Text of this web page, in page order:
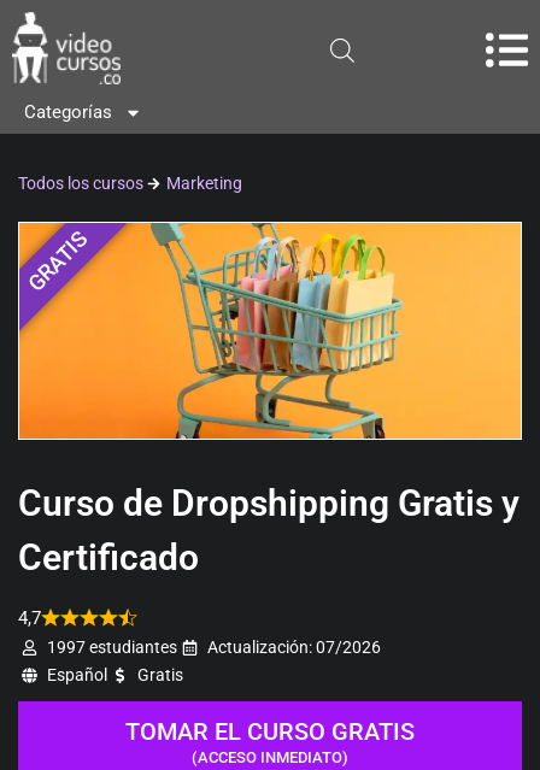
Categorías
Todos los cursos Marketing
GRATIS
Curso de Dropshipping Gratis y
Certificado
4,7
1997 estudiantes
Actualización: 07/2026
Español
Gratis
TOMAR EL CURSO GRATIS
(ACCESO INMEDIATO)